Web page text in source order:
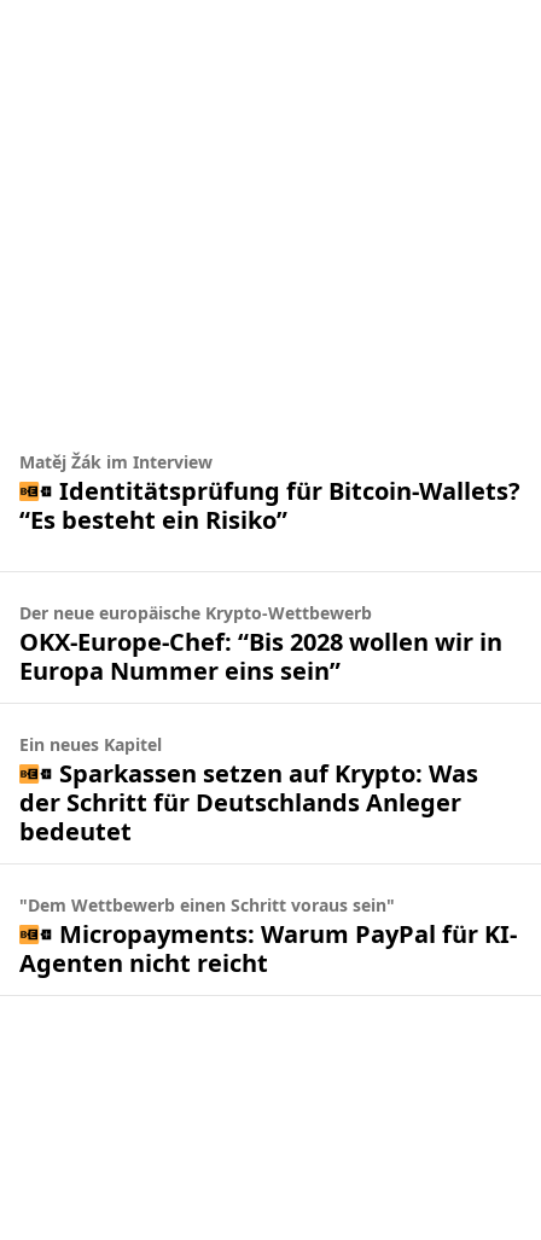
Matěj Žák im Interview
Identitätsprüfung für Bitcoin-Wallets?
“Es besteht ein Risiko”
Der neue europäische Krypto-Wettbewerb
OKX-Europe-Chef: “Bis 2028 wollen wir in
Europa Nummer eins sein”
Ein neues Kapitel
Sparkassen setzen auf Krypto: Was
der Schritt für Deutschlands Anleger
bedeutet
"Dem Wettbewerb einen Schritt voraus sein"
Micropayments: Warum PayPal für KI-
Agenten nicht reicht